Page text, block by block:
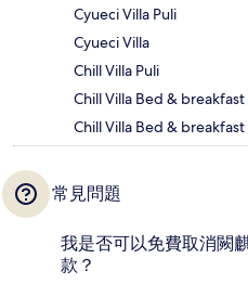
Cyueci Villa Puli
Cyueci Villa
Chill Villa Puli
Chill Villa Bed & breakfast
Chill Villa Bed & breakfast
常見問題
我是否可以免費取消闕
款？